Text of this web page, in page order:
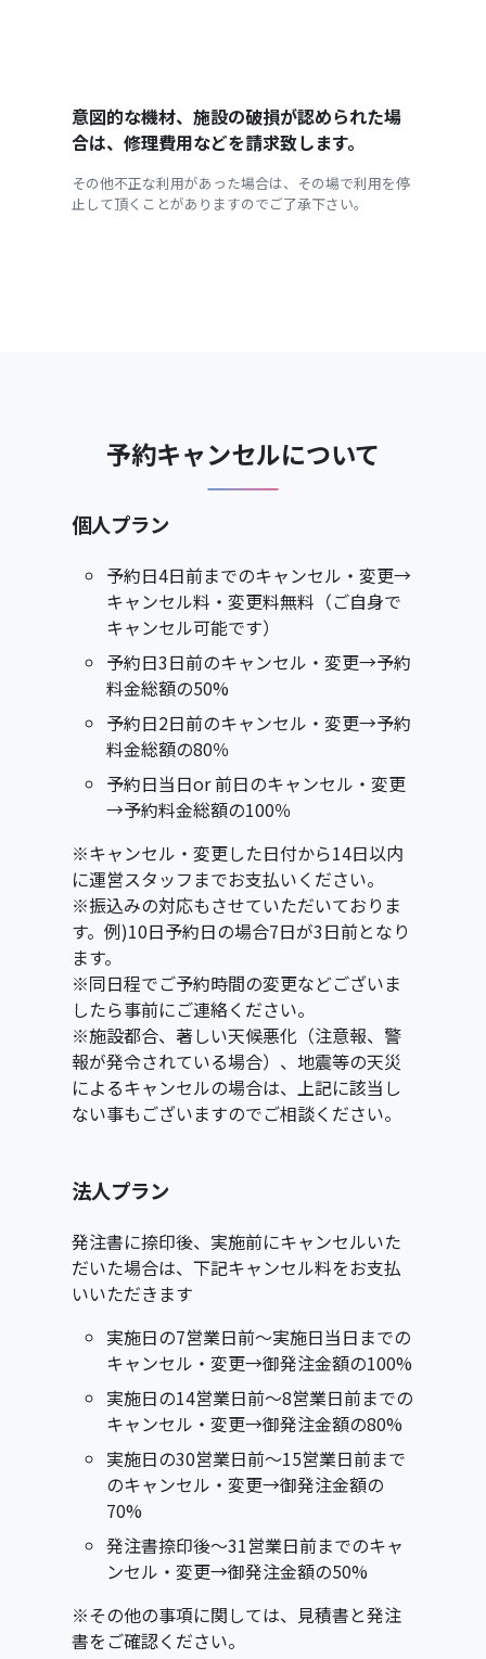
意図的な機材、施設の破損が認められた場
合は、修理費用などを請求致します。
その他不正な利用があった場合は、その場で利用を停
止して頂くことがありますのでご了承下さい。
予約キャンセルについて
個人プラン
予約日4日前までのキャンセル・変更→
キャンセル料・変更料無料（ご自身で
キャンセル可能です）
予約日3日前のキャンセル・変更→予約
料金総額の50%
予約日2日前のキャンセル・変更→予約
料金総額の80％
予約日当日or 前日のキャンセル・変更
→予約料金総額の100％
※キャンセル・変更した日付から14日以内
に運営スタッフまでお支払いください。
※振込みの対応もさせていただいておりま
す。例)10日予約日の場合7日が3日前となり
ます。
※同日程でご予約時間の変更などございま
したら事前にご連絡ください。
※施設都合、著しい天候悪化（注意報、警
報が発令されている場合）、地震等の天災
によるキャンセルの場合は、上記に該当し
ない事もございますのでご相談ください。
法人プラン
発注書に捺印後、実施前にキャンセルいた
だいた場合は、下記キャンセル料をお支払
いいただきます
実施日の7営業日前〜実施日当日までの
キャンセル・変更→御発注金額の100%
実施日の14営業日前～8営業日前までの
キャンセル・変更→御発注金額の80%
実施日の30営業日前〜15営業日前まで
のキャンセル・変更→御発注金額の
70%
発注書捺印後〜31営業日前までのキャ
ンセル・変更→御発注金額の50%
※その他の事項に関しては、見積書と発注
書をご確認ください。